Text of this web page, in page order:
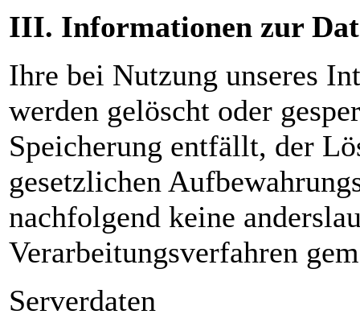
III. Informationen zur
Ihre bei Nutzung unseres
werden gelöscht oder
Speicherung entfällt, der
gesetzlichen
nachfolgend keine
Verarbeitungsverfahren
Serverdaten